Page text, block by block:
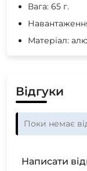
Вага: 65 г.
Матеріал:
Відгуки
Поки немає
Написати